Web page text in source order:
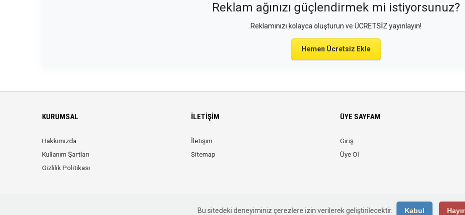
Reklam ağınızı güçlendirmek mi istiyorsunuz?
Reklamınızı kolayca oluşturun ve ÜCRETSİZ yayınlayın!
Hemen Ücretsiz Ekle
KURUMSAL
Hakkımızda
Kullanım Şartları
Gizlilik Politikası
İLETIŞIM
İletişim
Sitemap
ÜYE SAYFAM
Giriş
Üye Ol
Bu sitedeki deneyiminiz çerezlere izin verilerek geliştirilecektir. Kabul Hayır